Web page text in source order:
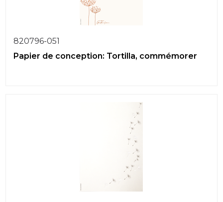
820796-051
Papier de conception: Tortilla, commémorer